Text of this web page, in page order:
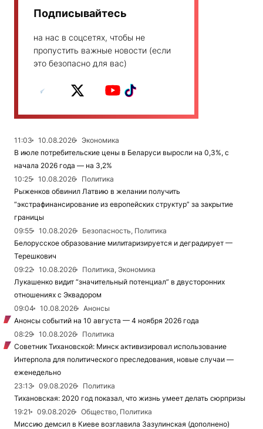
Подписывайтесь
на нас в соцсетях, чтобы не
пропустить важные новости (если
это безопасно для вас)
11:03 10.08.2026
Экономика
В июле потребительские цены в Беларуси выросли на 0,3%, с
начала 2026 года — на 3,2%
10:25
10.08.2026
Политика
Рыженков обвинил Латвию в желании получить
“экстрафинансирование из европейских структур” за закрытие
границы
09:55
10.08.2026
Безопасность, Политика
Белорусское образование милитаризируется и деградирует —
Терешкович
09:22
10.08.2026
Политика, Экономика
Лукашенко видит “значительный потенциал” в двусторонних
отношениях с Эквадором
09:04
10.08.2026
Анонсы
Анонсы событий на 10 августа — 4 ноября 2026 года
08:29
10.08.2026
Политика
Советник Тихановской: Минск активизировал использование
Интерпола для политического преследования, новые случаи —
еженедельно
23:13
09.08.2026
Политика
Тихановская: 2020 год показал, что жизнь умеет делать сюрпризы
19:21
09.08.2026
Общество, Политика
Миссию демсил в Киеве возглавила Зазулинская (дополнено)